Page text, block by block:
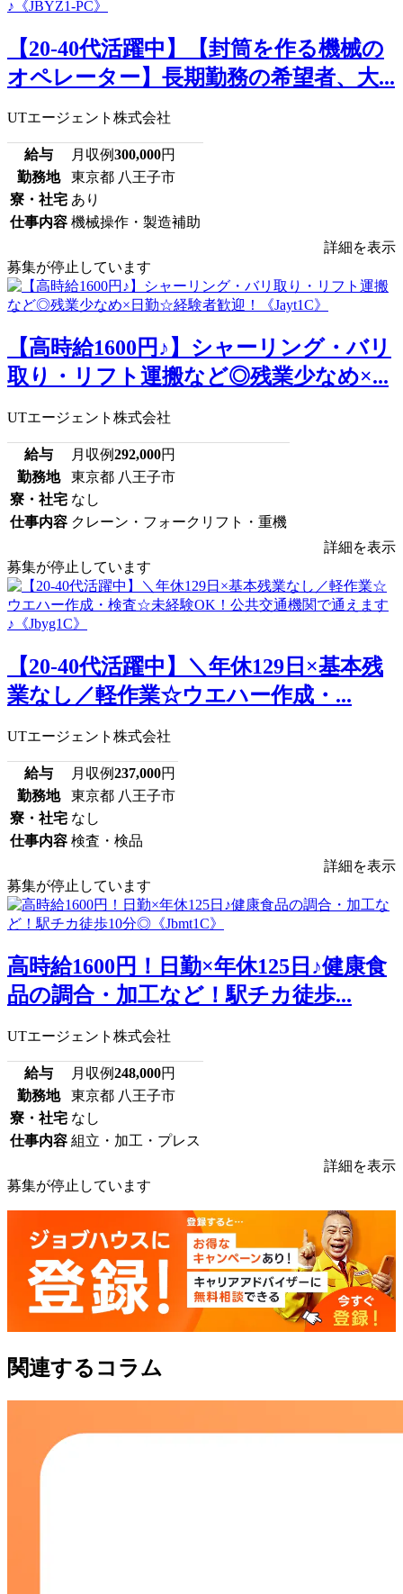
【20-40代活躍中】【封筒を作る機械の
オペレーター】長期勤務の希望者、大...
UTエージェント株式会社
給与 月収例300,000円
勤務地
東京都 八王子市
寮・社宅 あり
仕事内容 機械操作・製造補助
詳細を表示
募集が停止しています
【高時給1600円♪】シャーリング・バリ
取り・リフト運搬など◎残業少なめ×...
UTエージェント株式会社
給与 月収例292,000円
勤務地
東京都 八王子市
寮・社宅 なし
仕事内容 クレーン・フォークリフト・重機
詳細を表示
募集が停止しています
【20-40代活躍中】＼年休129日×基本残
業なし／軽作業☆ウエハー作成・...
UTエージェント株式会社
給与 月収例237,000円
勤務地
東京都 八王子市
寮・社宅 なし
仕事内容 検査・検品
詳細を表示
募集が停止しています
高時給1600円！日勤×年休125日♪健康食
品の調合・加工など！駅チカ徒歩...
UTエージェント株式会社
給与 月収例248,000円
勤務地
東京都 八王子市
寮・社宅 なし
仕事内容 組立・加工・プレス
詳細を表示
募集が停止しています
関連するコラム